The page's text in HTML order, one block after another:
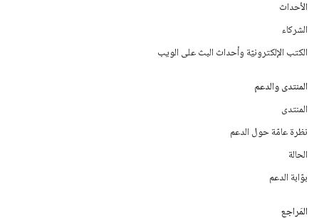
الأحداث
الشركاء
الكتب الإلكترونيّة وأحداث البث على الويب
المنتدى والدعم
المنتدى
نظرة عامّة حول الدعم
الحالة
بوّابة الدعم
المَراجع